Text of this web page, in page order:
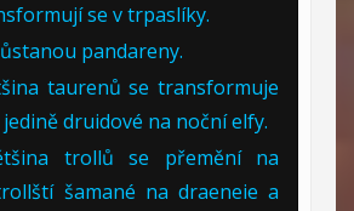
se v trpaslíky.
pandareny.
taurenů se transformuje
druidové na noční elfy.
trollů se přemění na
šamané na draeneie a